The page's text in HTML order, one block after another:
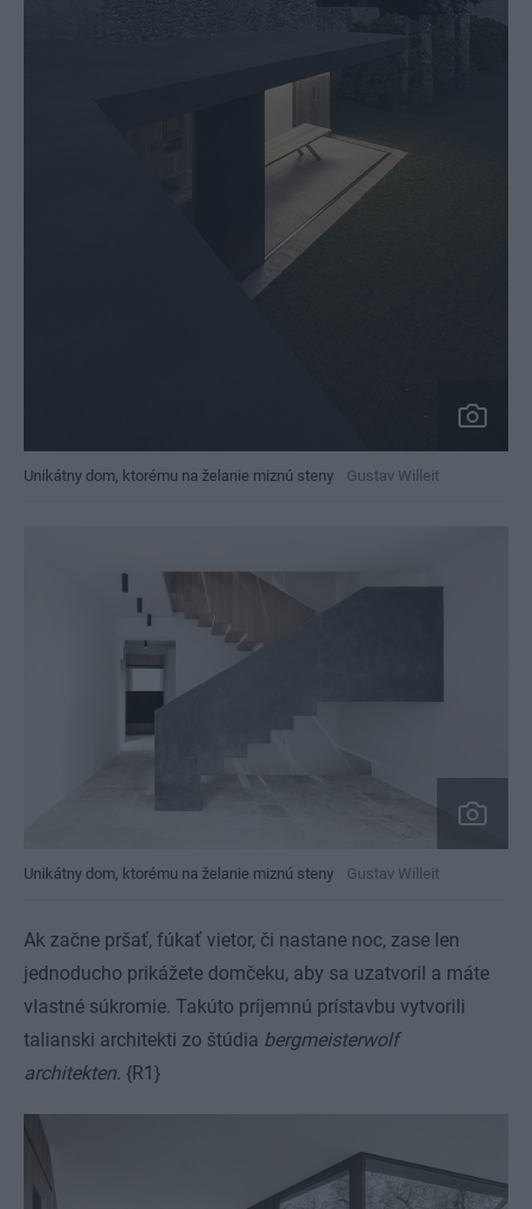
Unikátny dom, ktorému na želanie miznú steny Gustav Willeit
Unikátny dom, ktorému na želanie miznú steny Gustav Willeit
Ak začne pršať, fúkať vietor, či nastane noc, zase len
jednoducho prikážete domčeku, aby sa uzatvoril a máte
vlastné súkromie. Takúto príjemnú prístavbu vytvorili
talianski architekti zo štúdia bergmeisterwolf
architekten. {R1}